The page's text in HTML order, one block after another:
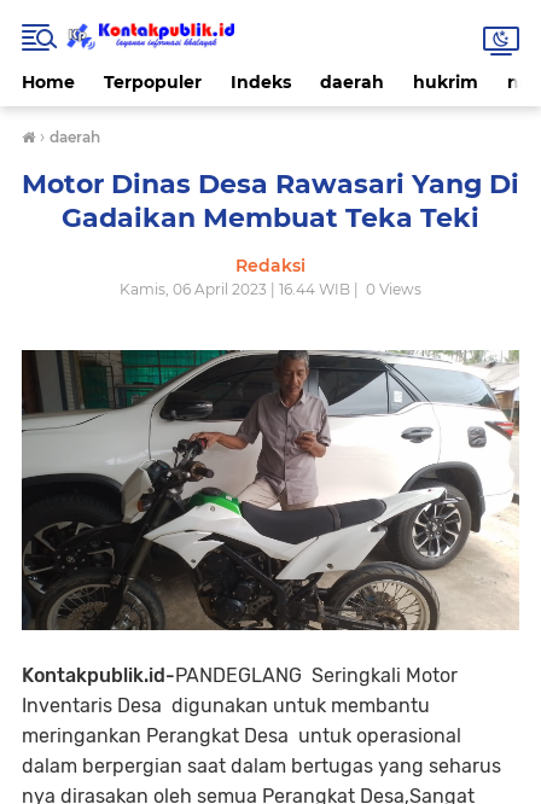
Home Terpopuler Indeks daerah hukrim
› daerah
Motor Dinas Desa Rawasari Yang Di
Gadaikan Membuat Teka Teki
Redaksi
Kamis, 06 April 2023 | 16.44 WIB | 0 Views
Kontakpublik.id-PANDEGLANG Seringkali Motor
Inventaris Desa digunakan untuk membantu
meringankan Perangkat Desa untuk operasional
dalam berpergian saat dalam bertugas yang seharus
nya dirasakan oleh semua Perangkat Desa,Sangat